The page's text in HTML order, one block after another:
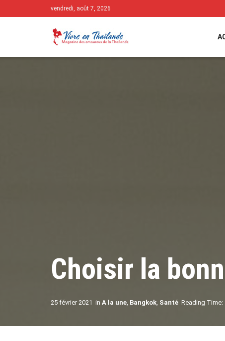
vendredi, août 7, 2026
Choisir la
25 février 2021 in A la une, Bangkok, Santé Reading Time: